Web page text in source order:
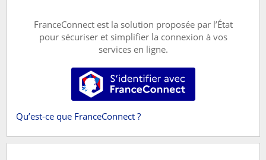
FranceConnect est la solution proposée par l’État
pour sécuriser et simplifier la connexion à vos
services en ligne.
S’identifier avec FranceConnect
Qu’est-ce que FranceConnect ?